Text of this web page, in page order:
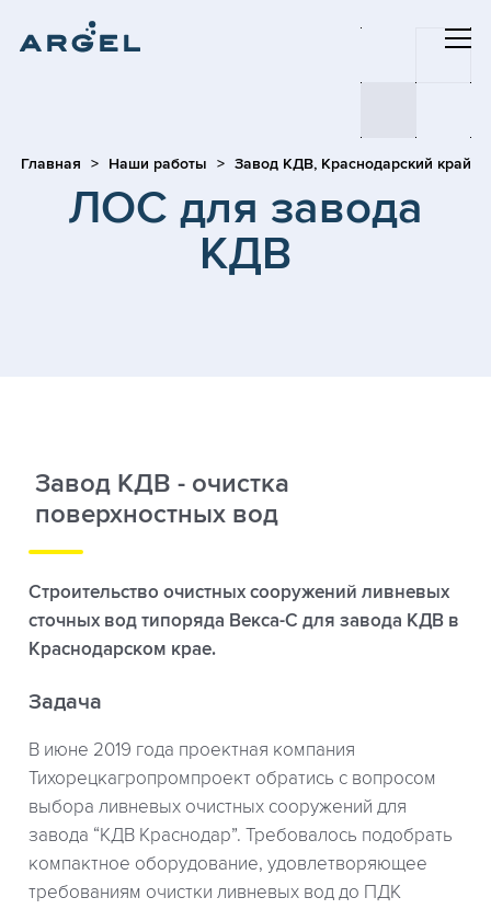
Главная Наши работы Завод КДВ, Краснодарский край
ЛОС для завода
КДВ
Завод КДВ - очистка
поверхностных вод
Строительство очистных сооружений ливневых
сточных вод типоряда Векса-С для завода КДВ в
Краснодарском крае.
Задача
В июне 2019 года проектная компания
Тихорецкагропромпроект обратись с вопросом
выбора ливневых очистных сооружений для
завода “КДВ Краснодар”. Требовалось подобрать
компактное оборудование, удовлетворяющее
требованиям очистки ливневых вод до ПДК